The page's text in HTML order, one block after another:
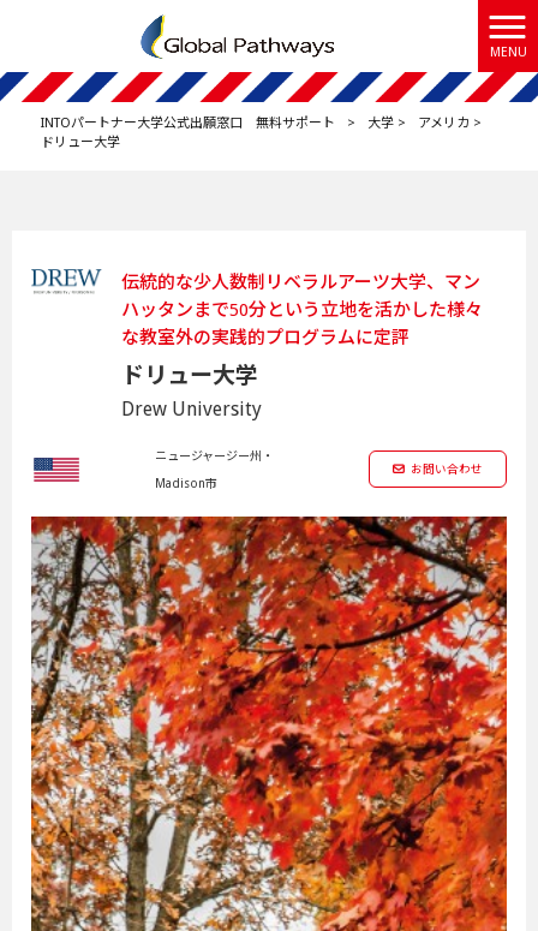
MENU
INTOパートナー大学公式出願窓口 無料サポート > 大学 > アメリカ >
ドリュー大学
伝統的な少人数制リベラルアーツ大学、マン
ハッタンまで50分という立地を活かした様々
な教室外の実践的プログラムに定評
ドリュー大学
Drew University
ニュージャージー州・
Madison市
お問い合わせ